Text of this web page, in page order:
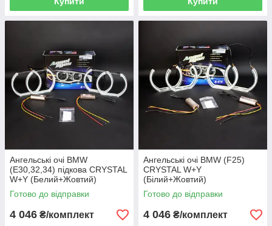
Ангельські очі BMW
(E30,32,34) підкова CRYSTAL
W+Y (Белий+Жовтий)
Готово до відправки
4 046 ₴/комплект
Ангельські очі BMW (F25)
CRYSTAL W+Y
(Білий+Жовтий)
Готово до відправки
4 046 ₴/комплект